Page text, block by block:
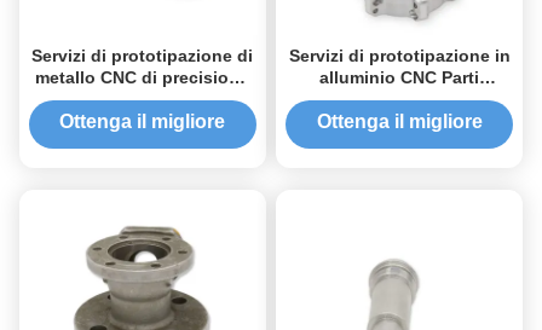
Servizi di prototipazione di
metallo CNC di precisione
alluminio acciaio
inossidabile ottone calore
Ottenga il migliore
Servizi di prototipazione in
alluminio CNC Parti
anodizzate in acciaio
inossidabile
Ottenga il migliore